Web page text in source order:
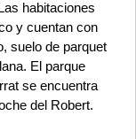
habitaciones
y cuentan con
suelo de parquet
El parque
se encuentra
del Robert.